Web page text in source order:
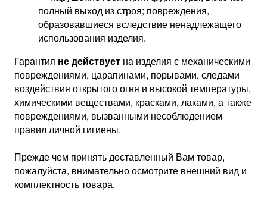
полный выход из строя; повреждения,
образовавшиеся вследствие ненадлежащего
использования изделия.
Гарантия не действует на изделия с механическими
повреждениями, царапинами, порывами, следами
воздействия открытого огня и высокой температуры,
химическими веществами, красками, лаками, а также
повреждениями, вызванными несоблюдением
правил личной гигиены.
Прежде чем принять доставленный Вам товар,
пожалуйста, внимательно осмотрите внешний вид и
комплектность товара.